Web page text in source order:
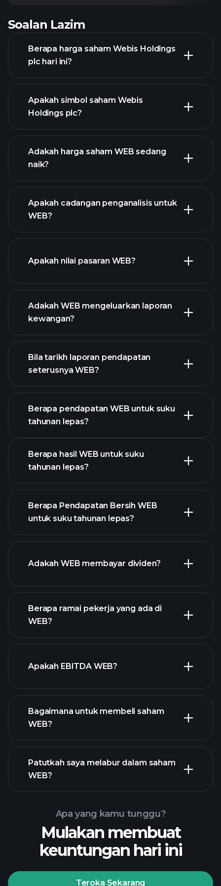
Soalan Lazim
Berapa harga saham Webis Holdings
plc hari ini?
grafik
lanjutan
Apakah simbol saham Webis
Holdings plc?
Adakah harga saham WEB sedang
naik?
Apakah cadangan penganalisis untuk
WEB?
Apakah nilai pasaran WEB?
Adakah WEB mengeluarkan laporan
kewangan?
kewangan WEB
Bila tarikh laporan pendapatan
seterusnya WEB?
Berapa pendapatan WEB untuk suku
tahunan lepas?
pendapatan WEB
Berapa hasil WEB untuk suku
tahunan lepas?
laporan kewangan WEB
Berapa Pendapatan Bersih WEB
untuk suku tahunan lepas?
Adakah WEB membayar dividen?
Berapa ramai pekerja yang ada di
WEB?
majikan terbesar
Apakah EBITDA WEB?
laporan kewangan
Bagaimana untuk membeli saham
WEB?
Playtrade Tournaments
broker yang disyorkan
Patutkah saya melabur dalam saham
WEB?
Apa yang kamu tunggu?
Mulakan membuat
keuntungan hari ini
Teroka Sekarang